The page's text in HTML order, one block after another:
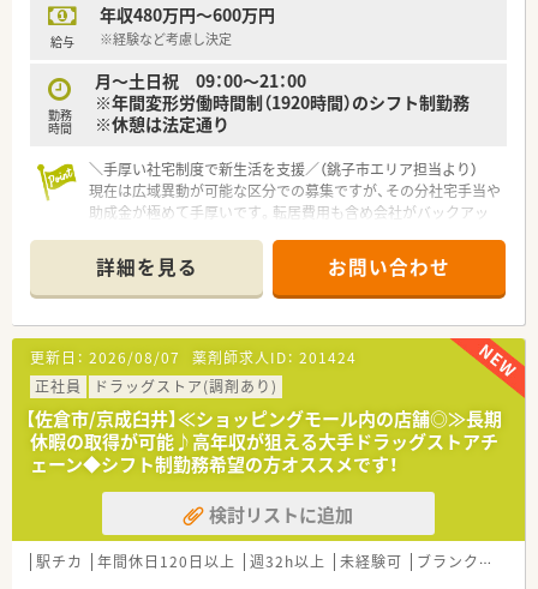
給与
年収480万円～600万円
※経験など考慮し決定
勤務
時間
月～土日祝 09：00～21：00
※年間変形労働時間制（1920時間）のシフト制勤務
※休憩は法定通り
＼手厚い社宅制度で新生活を支援／（銚子市エリア担当より）
現在は広域異動が可能な区分での募集ですが、その分社宅手当や
助成金が極めて手厚いです。転居費用も含め会社がバックアッ
＊------------------------------------------＊
【店舗情報と応需状況について】
■銚子駅から車で10分ほどの距離にある大型ショッピングモー
ル内に位置しており、お仕事前後のお買い物にも大変便利な環境
です。
■近隣の病院をメインに、内科や泌尿器科、皮膚科、眼科、耳鼻科
など多岐にわたる医療機関からの処方箋を面で応需していま
す。
■1日あたりの処方箋枚数は30枚から40枚程度と落ち着いてお
り、お客様一人ひとりに寄り添った丁寧な対応を実践いただけま
す。
【法人特徴について】
■営業収益が日本小売業No.1という圧倒的な経営基盤を誇るグ
ローバル企業であり、将来にわたり安心して就業できる安定感が
詳細を見る お問い合わせ
更新日： 2026/08/07 薬剤師求人ID： 201424
正社員
ドラッグストア(調剤あり)
【佐倉市/京成臼井】≪ショッピングモール内の店舗◎≫長期
休暇の取得が可能♪高年収が狙える大手ドラッグストアチ
ェーン◆シフト制勤務希望の方オススメです！
検討リストに追加
駅チカ 年間休日120日以上 週32h以上 未経験可 ブランク可